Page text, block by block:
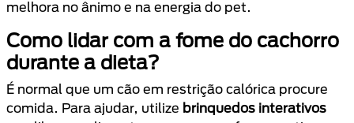
melhora no ânimo e na energia do pet.
Como lidar com a fome do cachorro
durante a dieta?
É normal que um cão em restrição calórica procure
comida. Para ajudar, utilize brinquedos interativos